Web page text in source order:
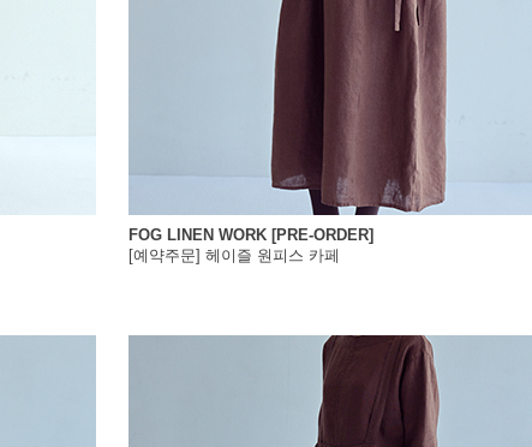
FOG LINEN WORK [PRE-ORDER]
[예약주문] 헤이즐 원피스 카페